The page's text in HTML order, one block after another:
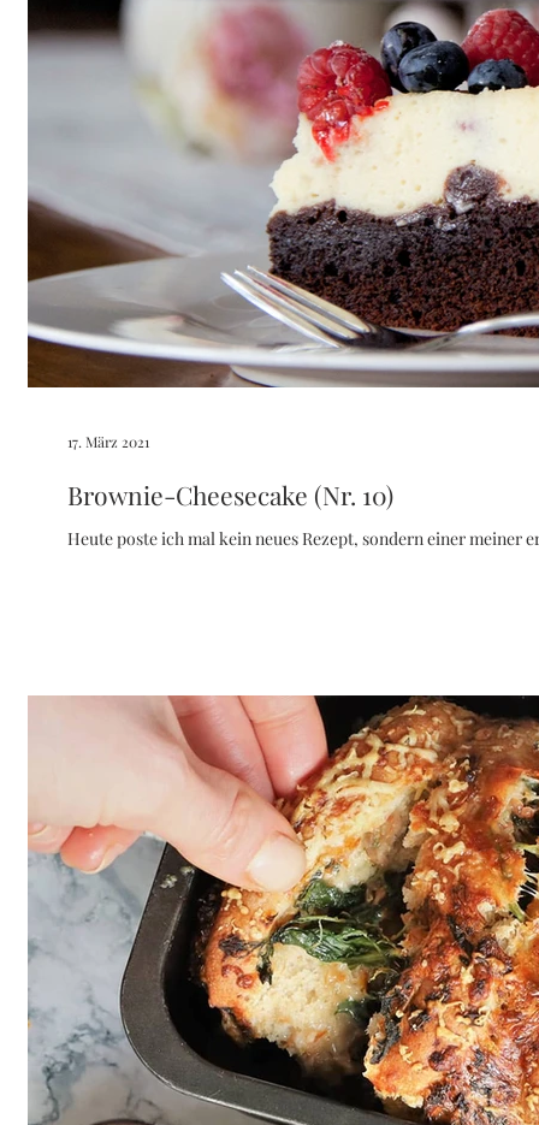
Brownie-Cheesecake (Nr. 10)
Heute poste ich mal kein neues Rezept, sondern einer meiner
17. März 2021